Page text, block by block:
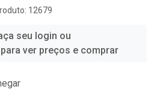
12679
seu login ou
ver preços e comprar